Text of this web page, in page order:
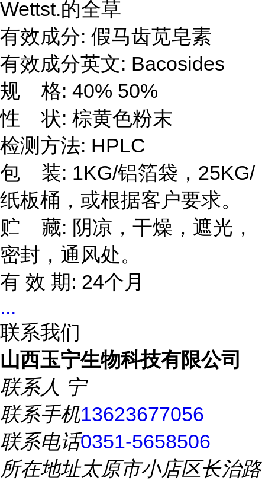
Wettst.的全草
有效成分: 假马齿苋皂素
有效成分英文: Bacosides
规 格: 40% 50%
性 状: 棕黄色粉末
检测方法: HPLC
包 装: 1KG/铝箔袋，25KG/
纸板桶，或根据客户要求。
贮 藏: 阴凉，干燥，遮光，
密封，通风处。
有 效 期: 24个月
...
联系我们
山西玉宁生物科技有限公司
联系人 宁
联系手机13623677056
联系电话0351-5658506
所在地址太原市小店区长治路